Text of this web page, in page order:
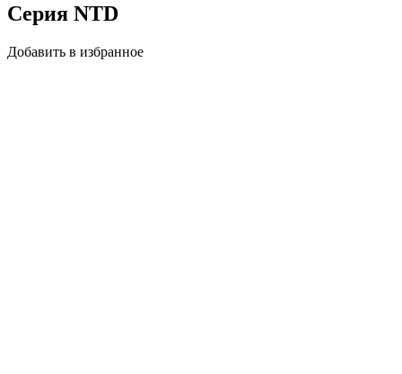
Серия NTD
Добавить в избранное